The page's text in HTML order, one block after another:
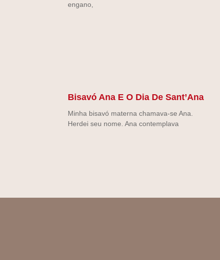
engano,
Bisavó Ana E O Dia De Sant’Ana
Minha bisavó materna chamava-se Ana.
Herdei seu nome. Ana contemplava